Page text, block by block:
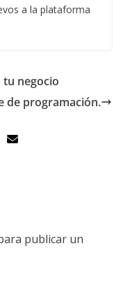
a la plataforma
tu negocio
de programación.
publicar un